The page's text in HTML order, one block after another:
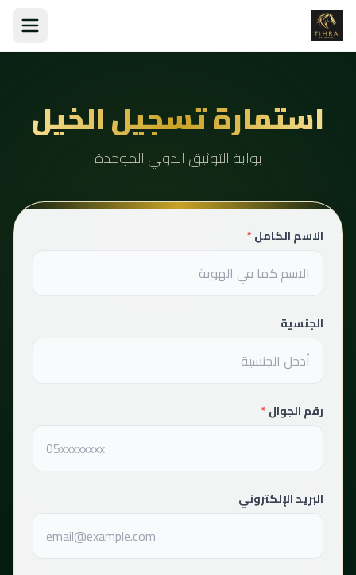
استمارة تسجيل الخيل
بوابة التوثيق الدولي الموحدة
الاسم الكامل*
الجنسية
رقم الجوال*
البريد الإلكتروني